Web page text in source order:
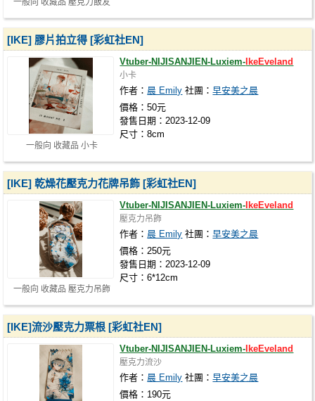
一般向 收藏品 壓克力飯友
一般向 收藏品 小卡
[IKE] 膠片拍立得 [彩虹社EN]
Vtuber-NIJISANJIEN-Luxiem- IkeEveland
小卡
作者： 晨 Emily 社團：早安美之晨
價格：50元
發售日期：2023-12-09
尺寸：8cm
一般向 收藏品 壓克力吊飾
[IKE] 乾燥花壓克力花牌吊飾 [彩虹社EN]
Vtuber-NIJISANJIEN-Luxiem- IkeEveland
壓克力吊飾
作者： 晨 Emily 社團：早安美之晨
價格：250元
發售日期：2023-12-09
尺寸：6*12cm
[IKE]流沙壓克力票根 [彩虹社EN]
Vtuber-NIJISANJIEN-Luxiem- IkeEveland
壓克力流沙
作者： 晨 Emily 社團：早安美之晨
價格：190元